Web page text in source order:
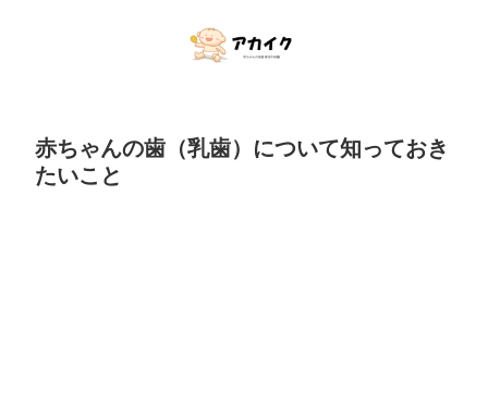
赤ちゃんの歯（乳歯）について知っておき
たいこと